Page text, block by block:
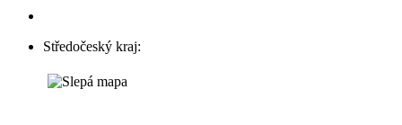
Středočeský kraj: